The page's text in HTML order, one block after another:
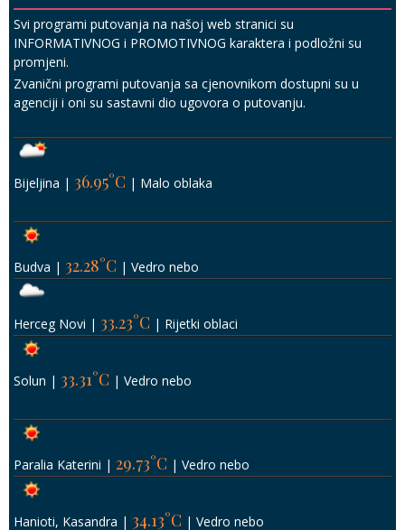
Svi programi putovanja na našoj web stranici su
INFORMATIVNOG i PROMOTIVNOG karaktera i podložni su
promjeni.
Zvanični programi putovanja sa cjenovnikom dostupni su u
agenciji i oni su sastavni dio ugovora o putovanju.
Bijeljina | 36.95°C | Malo oblaka
Budva | 32.28°C | Vedro nebo
Herceg Novi | 33.23°C | Rijetki oblaci
Solun | 33.31°C | Vedro nebo
Paralia Katerini | 29.73°C | Vedro nebo
Hanioti, Kasandra | 34.13°C | Vedro nebo